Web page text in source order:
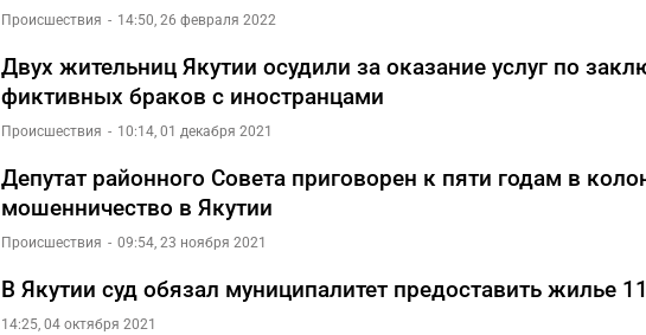
Происшествия 14:50, 26 февраля 2022
Двух жительниц Якутии осудили за оказание услуг по
фиктивных браков с иностранцами
Происшествия 10:14, 01 декабря 2021
Депутат районного Совета приговорен к пяти годам в
мошенничество в Якутии
Происшествия 09:54, 23 ноября 2021
В Якутии суд обязал муниципалитет предоставить жилье
14:25, 04 октября 2021